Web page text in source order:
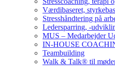
Værdibaseret,
Stresshåndtering på
Ledersparring, -
MUS – Medarbejder
IN-HOUSE
Teambuilding
Walk & Talk® til